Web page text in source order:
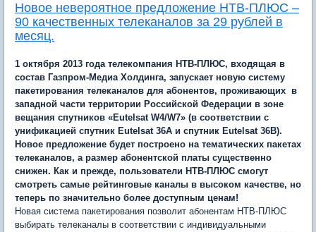
Новое невероятное предложение НТВ-ПЛЮС –
90 качественных телеканалов за 29 рублей в
месяц.
1 октября 2013 года телекомпания НТВ-ПЛЮС, входящая в
состав Газпром-Медиа Холдинга, запускает новую систему
пакетирования телеканалов для абонентов, проживающих в
западной части территории Российской Федерации в зоне
вещания спутников «Eutelsat W4/W7» (в соответствии с
унификацией спутник Eutelsat 36А и спутник Eutelsat 36В).
Новое предложение будет построено на тематических пакетах
телеканалов, а размер абонентской платы существенно
снижен. Как и прежде, пользователи НТВ-ПЛЮС смогут
смотреть самые рейтинговые каналы в высоком качестве, но
теперь по значительно более доступным ценам!
Новая система пакетирования позволит абонентам НТВ-ПЛЮС
выбирать телеканалы в соответствии с индивидуальными